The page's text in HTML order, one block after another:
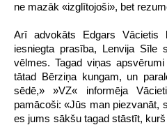
ne mazāk «izglītojoši», bet
Arī advokāts Edgars Vācietis
iesniegta prasība, Lenvija Sīle
vēlmes. Tagad viņas
tātad Bērziņa kungam, un
sēdē,» »VZ« informēja
pamācoši: «Jūs man piezvanāt,
es jums sākšu tagad stāstīt,